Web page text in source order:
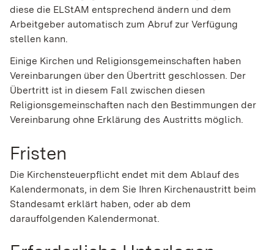
diese die ELStAM entsprechend ändern und dem
Arbeitgeber automatisch zum Abruf zur Verfügung
stellen kann.
Einige Kirchen und Religionsgemeinschaften haben
Vereinbarungen über den Übertritt geschlossen. Der
Übertritt ist in diesem Fall zwischen diesen
Religionsgemeinschaften nach den Bestimmungen der
Vereinbarung ohne Erklärung des Austritts möglich.
Fristen
Die Kirchensteuerpflicht endet mit dem Ablauf des
Kalendermonats, in dem Sie Ihren Kirchenaustritt beim
Standesamt erklärt haben, oder ab dem
darauffolgenden Kalendermonat.